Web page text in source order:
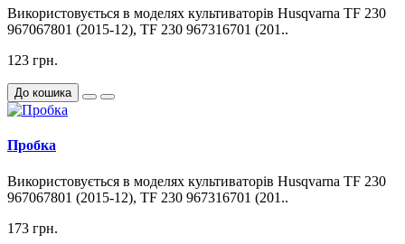
Використовується в моделях культиваторів Husqvarna TF 230
967067801 (2015-12), TF 230 967316701 (201..
123 грн.
До кошика
Пробка
Використовується в моделях культиваторів Husqvarna TF 230
967067801 (2015-12), TF 230 967316701 (201..
173 грн.